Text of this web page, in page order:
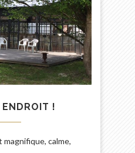
ENDROIT !
magnifique, calme,